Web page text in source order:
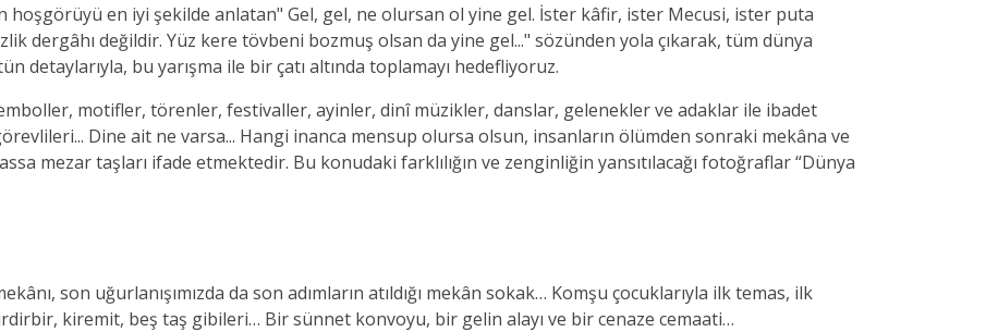
hoşgörüyü en iyi şekilde anlatan" Gel, gel, ne olursan ol yine gel. İster kâfir, ister Mecusi, ister puta
dergâhı değildir. Yüz kere tövbeni bozmuş olsan da yine gel..." sözünden yola çıkarak, tüm dünya
detaylarıyla, bu yarışma ile bir çatı altında toplamayı hedefliyoruz.
motifler, törenler, festivaller, ayinler, dinî müzikler, danslar, gelenekler ve adaklar ile ibadet
Dine ait ne varsa... Hangi inanca mensup olursa olsun, insanların ölümden sonraki mekâna ve
mezar taşları ifade etmektedir. Bu konudaki farklılığın ve zenginliğin yansıtılacağı fotoğraflar “Dünya
son uğurlanışımızda da son adımların atıldığı mekân sokak… Komşu çocuklarıyla ilk temas, ilk
kiremit, beş taş gibileri… Bir sünnet konvoyu, bir gelin alayı ve bir cenaze cemaati…